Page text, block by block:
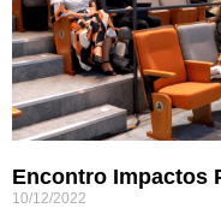
Encontro Impactos
10/12/2022